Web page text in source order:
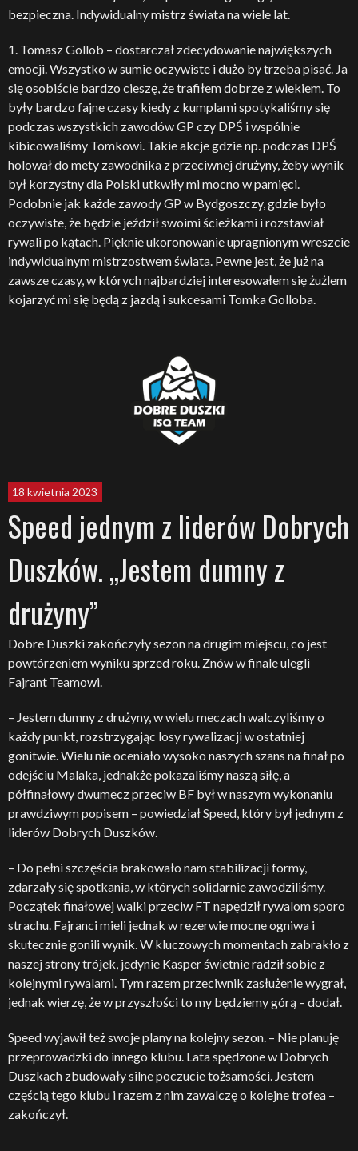
bezpieczna. Indywidualny mistrz świata na wiele lat.
1. Tomasz Gollob – dostarczał zdecydowanie największych
emocji. Wszystko w sumie oczywiste i dużo by trzeba pisać. Ja
się osobiście bardzo cieszę, że trafiłem dobrze z wiekiem. To
były bardzo fajne czasy kiedy z kumplami spotykaliśmy się
podczas wszystkich zawodów GP czy DPŚ i wspólnie
kibicowaliśmy Tomkowi. Takie akcje gdzie np. podczas DPŚ
holował do mety zawodnika z przeciwnej drużyny, żeby wynik
był korzystny dla Polski utkwiły mi mocno w pamięci.
Podobnie jak każde zawody GP w Bydgoszczy, gdzie było
oczywiste, że będzie jeździł swoimi ścieżkami i rozstawiał
rywali po kątach. Pięknie ukoronowanie upragnionym wreszcie
indywidualnym mistrzostwem świata. Pewne jest, że już na
zawsze czasy, w których najbardziej interesowałem się żużlem
kojarzyć mi się będą z jazdą i sukcesami Tomka Golloba.
18 kwietnia 2023
Speed jednym z liderów Dobrych
Duszków. „Jestem dumny z
drużyny”
Dobre Duszki zakończyły sezon na drugim miejscu, co jest
powtórzeniem wyniku sprzed roku. Znów w finale ulegli
Fajrant Teamowi.
– Jestem dumny z drużyny, w wielu meczach walczyliśmy o
każdy punkt, rozstrzygając losy rywalizacji w ostatniej
gonitwie. Wielu nie oceniało wysoko naszych szans na finał po
odejściu Malaka, jednakże pokazaliśmy naszą siłę, a
półfinałowy dwumecz przeciw BF był w naszym wykonaniu
prawdziwym popisem – powiedział Speed, który był jednym z
liderów Dobrych Duszków.
– Do pełni szczęścia brakowało nam stabilizacji formy,
zdarzały się spotkania, w których solidarnie zawodziliśmy.
Początek finałowej walki przeciw FT napędził rywalom sporo
strachu. Fajranci mieli jednak w rezerwie mocne ogniwa i
skutecznie gonili wynik. W kluczowych momentach zabrakło z
naszej strony trójek, jedynie Kasper świetnie radził sobie z
kolejnymi rywalami. Tym razem przeciwnik zasłużenie wygrał,
jednak wierzę, że w przyszłości to my będziemy górą – dodał.
Speed wyjawił też swoje plany na kolejny sezon. – Nie planuję
przeprowadzki do innego klubu. Lata spędzone w Dobrych
Duszkach zbudowały silne poczucie tożsamości. Jestem
częścią tego klubu i razem z nim zawalczę o kolejne trofea –
zakończył.